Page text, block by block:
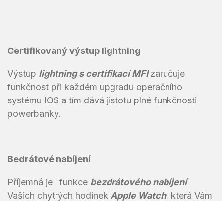
Certifikovaný výstup lightning
Výstup lightning s certifikací MFIzaručuje
funkčnost při každém upgradu operačního
systému IOS a tím dává jistotu plné funkčnosti
powerbanky.
Bedrátové nabíjení
Příjemná je i funkce bezdrátového nabíjení
Vašich chytrých hodinek Apple Watch, která Vám